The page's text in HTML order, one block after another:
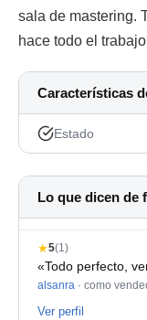
sala de mastering.
hace todo el
Características
Estado
Lo que dicen de
★5(1)
«Todo perfecto,
alsanra · como
Ver perfil